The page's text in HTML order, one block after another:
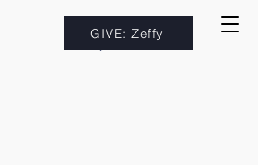
GIVE: Zeffy